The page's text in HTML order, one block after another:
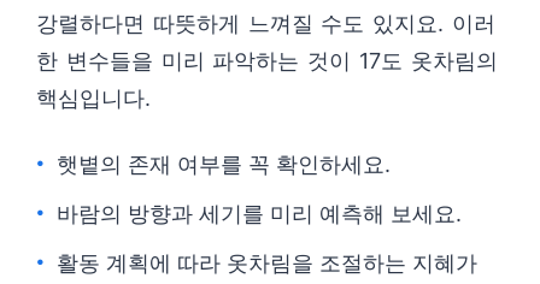
강렬하다면 따뜻하게 느껴질 수도 있지요. 이러
한 변수들을 미리 파악하는 것이 17도 옷차림의
핵심입니다.
햇볕의 존재 여부를 꼭 확인하세요.
바람의 방향과 세기를 미리 예측해 보세요.
활동 계획에 따라 옷차림을 조절하는 지혜가